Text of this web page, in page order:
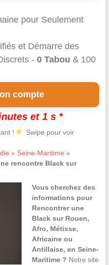
pour Seulement
et Démarre des
- 0 Tabou & 100
compte
et 1 s *
! Swipe pour voir
» Seine-Maritime »
rencontre Black sur
Vous cherchez des
informations pour
Rencontrer une
Black sur Rouen,
Afro, Métisse,
Africaine ou
Antillaise, en Seine-
Maritime ? Notre site